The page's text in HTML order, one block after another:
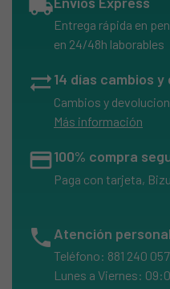
local_shipping
Entrega rápida en
en 24/48h laborables
sync_alt14 días cambios
Cambios y
Más información
credit_card100% compra
Paga con tarjeta,
phone Atención
Teléfono: 881 240 057
Lunes a Viernes: